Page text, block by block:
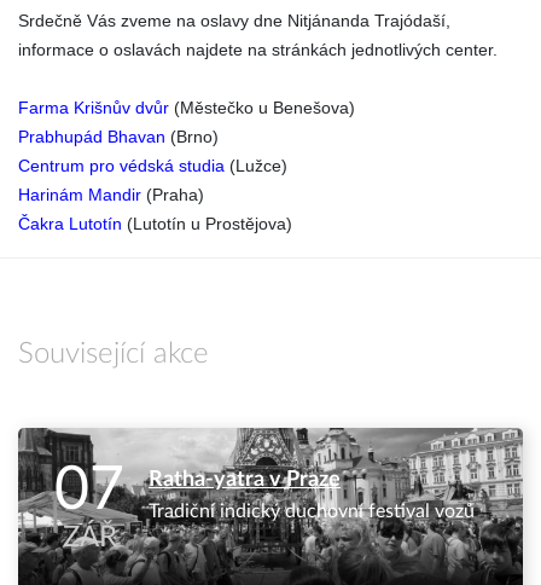
Srdečně Vás zveme na oslavy dne Nitjánanda Trajódaší,
informace o oslavách najdete na stránkách jednotlivých center.
Farma Krišnův dvůr (Městečko u Benešova)
Prabhupád Bhavan (Brno)
Centrum pro védská studia (Lužce)
Harinám Mandir (Praha)
Čakra Lutotín (Lutotín u Prostějova)
Související akce
07
ZÁŘ
Ratha-yatra v Praze
Tradiční indický duchovní festival vozů